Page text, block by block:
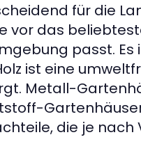
für die
vor das
passt.
ist eine
Metall-
die je